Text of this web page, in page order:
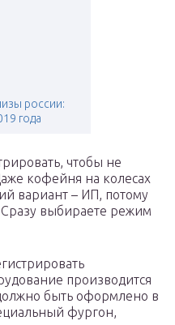
россии:
года
чтобы не
кофейня на колесах
вариант – ИП, потому
выбираете режим
производится
быть оформлено в
фургон,